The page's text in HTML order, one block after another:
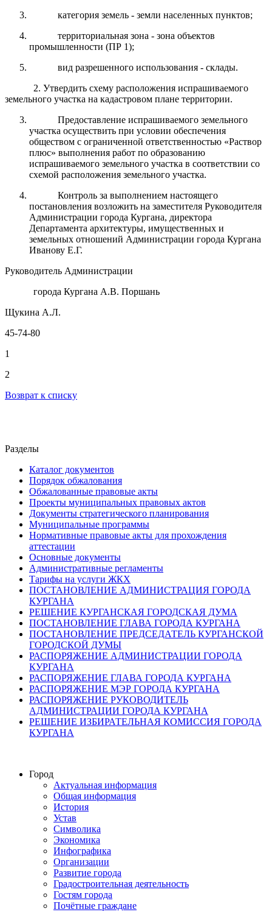
категория земель - земли населенных пунктов;
территориальная зона - зона объектов
промышленности (ПР 1);
вид разрешенного использования - склады.
2. Утвердить схему расположения испрашиваемого
земельного участка на кадастровом плане территории.
Предоставление испрашиваемого земельного
участка осуществить при условии обеспечения
обществом с ограниченной ответственностью «Раствор
плюс» выполнения работ по образованию
испрашиваемого земельного участка в соответствии со
схемой расположения земельного участка.
Контроль за выполнением настоящего
постановления возложить на заместителя Руководителя
Администрации города Кургана, директора
Департамента архитектуры, имущественных и
земельных отношений Администрации города Кургана
Иванову Е.Г.
Руководитель Администрации
города Кургана А.В. Поршань
Щукина А.Л.
45-74-80
1
2
Возврат к списку
Разделы
Каталог документов
Порядок обжалования
Обжалованные правовые акты
Проекты муниципальных правовых актов
Документы стратегического планирования
Муниципальные программы
Нормативные правовые акты для прохождения
аттестации
Основные документы
Административные регламенты
Тарифы на услуги ЖКХ
ПОСТАНОВЛЕНИЕ АДМИНИСТРАЦИЯ ГОРОДА
КУРГАНА
РЕШЕНИЕ КУРГАНСКАЯ ГОРОДСКАЯ ДУМА
ПОСТАНОВЛЕНИЕ ГЛАВА ГОРОДА КУРГАНА
ПОСТАНОВЛЕНИЕ ПРЕДСЕДАТЕЛЬ КУРГАНСКОЙ
ГОРОДСКОЙ ДУМЫ
РАСПОРЯЖЕНИЕ АДМИНИСТРАЦИИ ГОРОДА
КУРГАНА
РАСПОРЯЖЕНИЕ ГЛАВА ГОРОДА КУРГАНА
РАСПОРЯЖЕНИЕ МЭР ГОРОДА КУРГАНА
РАСПОРЯЖЕНИЕ РУКОВОДИТЕЛЬ
АДМИНИСТРАЦИИ ГОРОДА КУРГАНА
РЕШЕНИЕ ИЗБИРАТЕЛЬНАЯ КОМИССИЯ ГОРОДА
КУРГАНА
Город
Актуальная информация
Общая информация
История
Устав
Символика
Экономика
Инфографика
Организации
Развитие города
Градостроительная деятельность
Гостям города
Почётные граждане